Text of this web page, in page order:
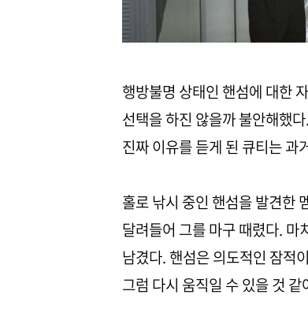
행방불명 상태인 핸섬에 대한
선택을 하진 않을까 불안해했
진짜 이유를 듣게 된 큐티는 과
홀로 낚시 중인 핸섬을 발견한
달려들어 그를 마구 때렸다.
남겼다. 핸섬은 의도적인 잠적
그럼 다시 움직일 수 있을 것